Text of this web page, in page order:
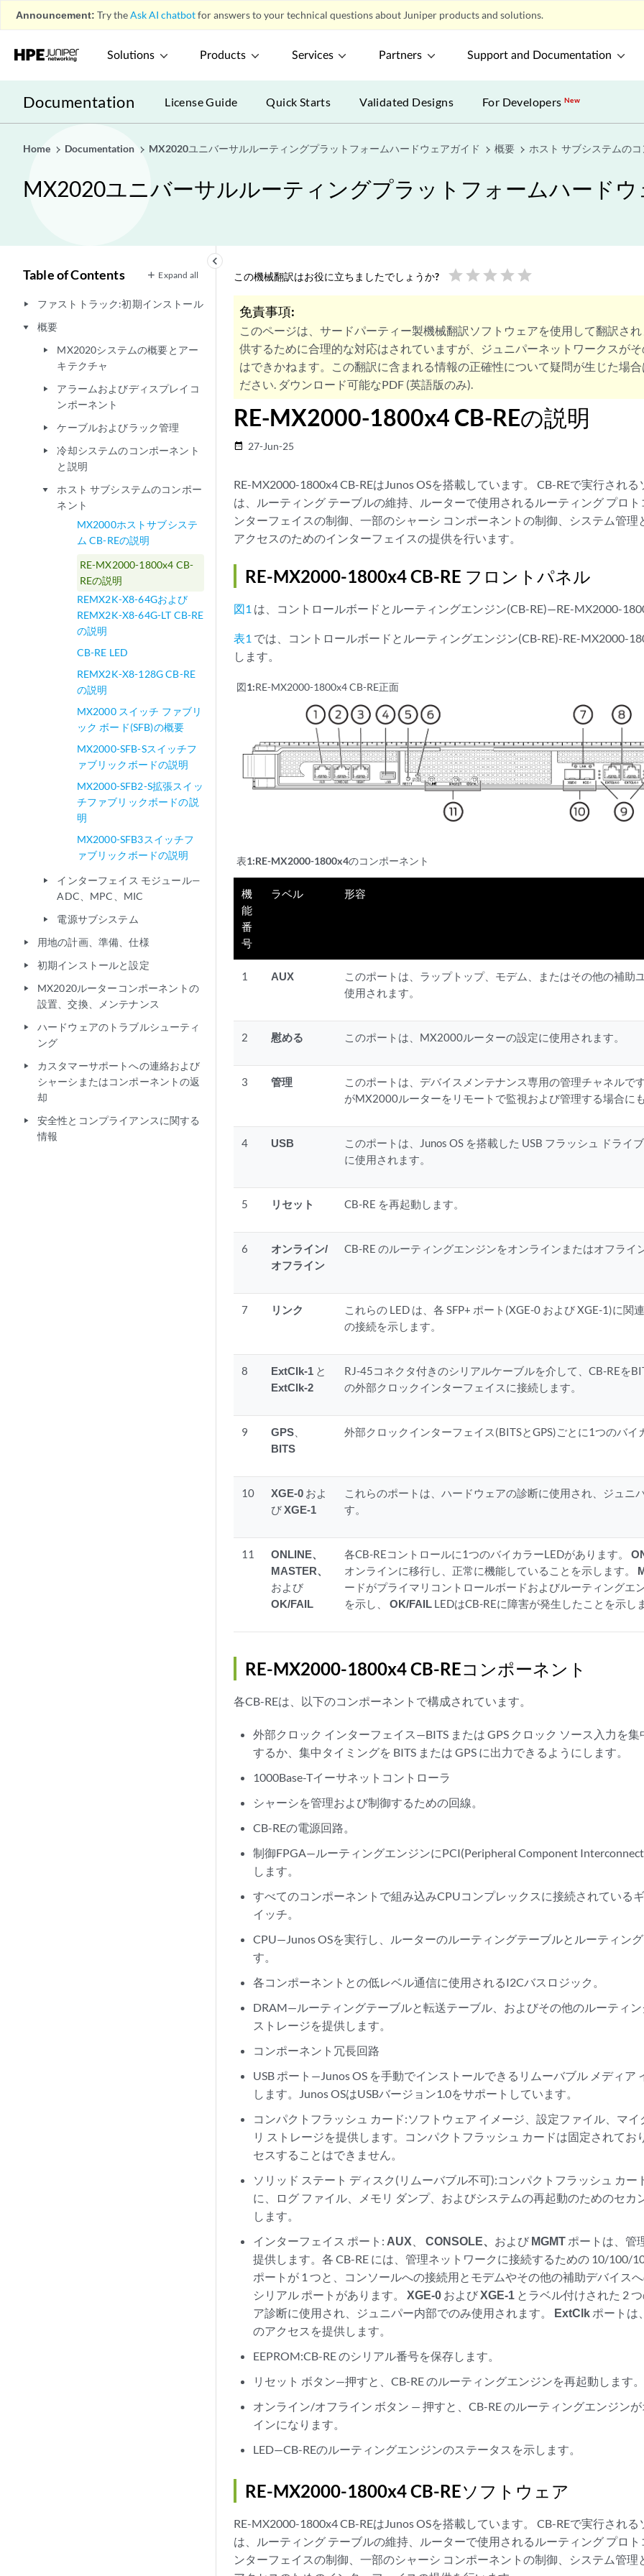
Announcement: Try theAsk AI chatbotfor answers to your technical questions about Juniper products and solutions.
Solutions Products Services Partners Support and Documentation
Documentation License Guide Quick Starts Validated Designs For DevelopersNew
Home Documentation MX2020ユニバーサルルーティングプラットフォームハードウェアガイド 概要 ホスト サブシステムの
MX2020ユニバーサルルーティングプラットフォームハードウ
keyboard_arrow_left
Table of Contents Expand all
play_arrow ファストトラック:初期インストール
play_arrow 概要
play_arrow
MX2020システムの概要とアー
キテクチャ
play_arrow
アラームおよびディスプレイコ
ンポーネント
play_arrow ケーブルおよびラック管理
play_arrow
冷却システムのコンポーネント
と説明
play_arrow
ホスト サブシステムのコンポー
ネント
MX2000ホストサブシステ
ム CB-REの説明
RE-MX2000-1800x4 CB-
REの説明
REMX2K-X8-64Gおよび
REMX2K-X8-64G-LT CB-RE
の説明
CB-RE LED
REMX2K-X8-128G CB-RE
の説明
MX2000 スイッチ ファブリ
ック ボード(SFB)の概要
MX2000-SFB-Sスイッチフ
ァブリックボードの説明
MX2000-SFB2-S拡張スイッ
チファブリックボードの説
明
MX2000-SFB3スイッチフ
ァブリックボードの説明
play_arrow
インターフェイス モジュール—
ADC、MPC、MIC
play_arrow 電源サブシステム
play_arrow 用地の計画、準備、仕様
play_arrow 初期インストールと設定
play_arrow
MX2020ルーターコンポーネントの
設置、交換、メンテナンス
play_arrow
ハードウェアのトラブルシューティ
ング
play_arrow
カスタマーサポートへの連絡および
シャーシまたはコンポーネントの返
却
play_arrow
安全性とコンプライアンスに関する
情報
この機械翻訳はお役に立ちましたでしょうか? star star star star star
免責事項:
このページは、サードパーティー製機械翻訳ソフトウェアを使用して翻訳さ
供するために合理的な対応はされていますが、ジュニパーネットワークスが
はできかねます。この翻訳に含まれる情報の正確性について疑問が生じた場合
ださい. ダウンロード可能なPDF (英語版のみ).
RE-MX2000-1800x4 CB-REの説明
date_range 27-Jun-25
RE-MX2000-1800x4 CB-REはJunos OSを搭載しています。 CB-REで実行され
は、ルーティング テーブルの維持、ルーターで使用されるルーティング プロト
ンターフェイスの制御、一部のシャーシ コンポーネントの制御、システム管理
アクセスのためのインターフェイスの提供を行います。
RE-MX2000-1800x4 CB-RE フロントパネル
図1 は、コントロールボードとルーティングエンジン(CB-RE)—RE-MX2000-
表1 では、コントロールボードとルーティングエンジン(CB-RE)-RE-MX2000-
します。
図1:RE-MX2000-1800x4 CB-RE正面
表1:RE-MX2000-1800x4のコンポーネント
機
能
番
号
ラベル 形容
1 AUX
このポートは、ラップトップ、モデム、またはその他の補助
使用されます。
2 慰める このポートは、MX2000ルーターの設定に使用されます。
3 管理
このポートは、デバイスメンテナンス専用の管理チャネルで
がMX2000ルーターをリモートで監視および管理する場合に
4 USB
このポートは、Junos OS を搭載した USB フラッシュ ドライ
に使用されます。
5 リセット CB-RE を再起動します。
6
オンライン/
オフライン
CB-RE のルーティングエンジンをオンラインまたはオフライ
7 リンク
これらの LED は、各 SFP+ ポート(XGE-0 および XGE-1)に関
の接続を示します。
8 ExtClk-1 と
ExtClk-2
RJ-45コネクタ付きのシリアルケーブルを介して、CB-REを
の外部クロックインターフェイスに接続します。
9 GPS
BITS
外部クロックインターフェイス(BITSとGPS)ごとに1つのバイ
10 XGE-0 およ
びXGE-1
これらのポートは、ハードウェアの診断に使用され、ジュニ
す。
11
ONLINE、
MASTER、
および
OK/FAIL
各CB-REコントロールに1つのバイカラーLEDがあります。
オンラインに移行し、正常に機能していることを示します。
ードがプライマリコントロールボードおよびルーティングエ
を示し、OK/FAIL LEDはCB-REに障害が発生したことを示し
RE-MX2000-1800x4 CB-REコンポーネント
各CB-REは、以下のコンポーネントで構成されています。
外部クロック インターフェイス—BITS または GPS クロック ソース入力を
するか、集中タイミングを BITS または GPS に出力できるようにします。
1000Base-Tイーサネットコントローラ
シャーシを管理および制御するための回線。
CB-REの電源回路。
制御FPGA—ルーティングエンジンにPCI(Peripheral Component
します。
すべてのコンポーネントで組み込みCPUコンプレックスに接続されている
イッチ。
CPU—Junos OSを実行し、ルーターのルーティングテーブルとルーティン
す。
各コンポーネントとの低レベル通信に使用されるI2Cバスロジック。
DRAM—ルーティングテーブルと転送テーブル、およびその他のルーティ
ストレージを提供します。
コンポーネント冗長回路
USB ポート—Junos OS を手動でインストールできるリムーバブル メディア
します。Junos OSはUSBバージョン1.0をサポートしています。
コンパクトフラッシュ カード:ソフトウェア イメージ、設定ファイル、マ
リ ストレージを提供します。コンパクトフラッシュ カードは固定されてお
セスすることはできません。
ソリッド ステート ディスク(リムーバブル不可):コンパクトフラッシュ カー
に、ログ ファイル、メモリ ダンプ、およびシステムの再起動のためのセカ
します。
インターフェイス ポート: AUX 、CONSOLE、 および MGMT ポートは、管
提供します。各 CB-RE には、管理ネットワークに接続するための 10/100/
ポートが 1 つと、コンソールへの接続用とモデムやその他の補助デバイス
シリアル ポートがあります。XGE-0 およびXGE-1 とラベル付けされた 2
ア診断に使用され、ジュニパー内部でのみ使用されます。 ExtClk ポートは
のアクセスを提供します。
EEPROM:CB-RE のシリアル番号を保存します。
リセット ボタン—押すと、CB-RE のルーティングエンジンを再起動します。
オンライン/オフライン ボタン — 押すと、CB-RE のルーティングエンジン
インになります。
LED—CB-REのルーティングエンジンのステータスを示します。
RE-MX2000-1800x4 CB-REソフトウェア
RE-MX2000-1800x4 CB-REはJunos OSを搭載しています。 CB-REで実行され
は、ルーティング テーブルの維持、ルーターで使用されるルーティング プロト
ンターフェイスの制御、一部のシャーシ コンポーネントの制御、システム管理